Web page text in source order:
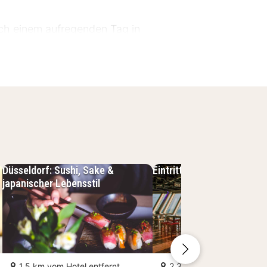
einem aufregenden Tag in
kein Restaurant, aber du
und von der Altstadt
Düsseldorf: Sushi, Sake &
japanischer Lebensstil
Eintrittskarte für den